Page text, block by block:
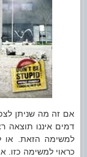
אם זה מה שניתן
דמים איננו תוצאה
למשימה הזאת. או
כראוי למשימה כזו.